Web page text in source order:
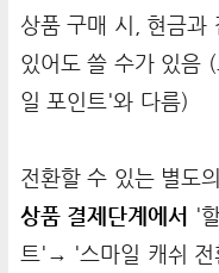
상품 구매 시, 현금과
있어도 쓸 수가 있음
일 포인트'와 다름)
전환할 수 있는 별도
상품 결제단계에서 '
트'→ '스마일 캐쉬 전